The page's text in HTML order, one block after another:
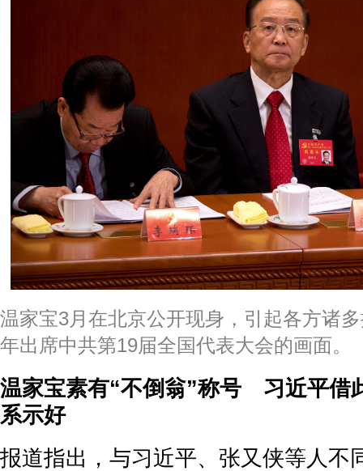
温家宝3月在北京公开现身，引起各方诸
年出席中共第19届全国代表大会的画面。
温家宝素有“不倒翁”称号 习近平借
系示好
报道指出，与习近平、张又侠等人不